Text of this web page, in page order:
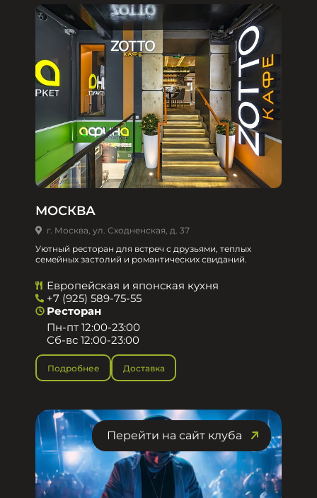
МОСКВА
г. Москва, ул. Сходненская, д. 37
Уютный ресторан для встреч с друзьями, теплых
семейных застолий и романтических свиданий.
Европейская и японская кухня
+7 (925) 589-75-55
Ресторан
Пн-пт 12:00-23:00
Сб-вс 12:00-23:00
Подробнее Доставка
Перейти на сайт клуба